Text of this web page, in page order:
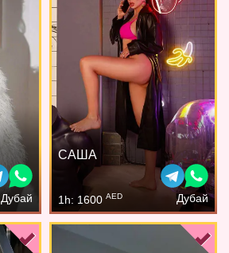
Дубай
САША
1h: 1600AED Дубай